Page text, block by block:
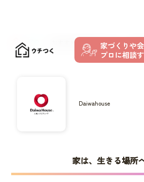
家づくりや
プロに相談
TOP おすすめの住宅メーカー
Daiwahouse
家は、生きる場所